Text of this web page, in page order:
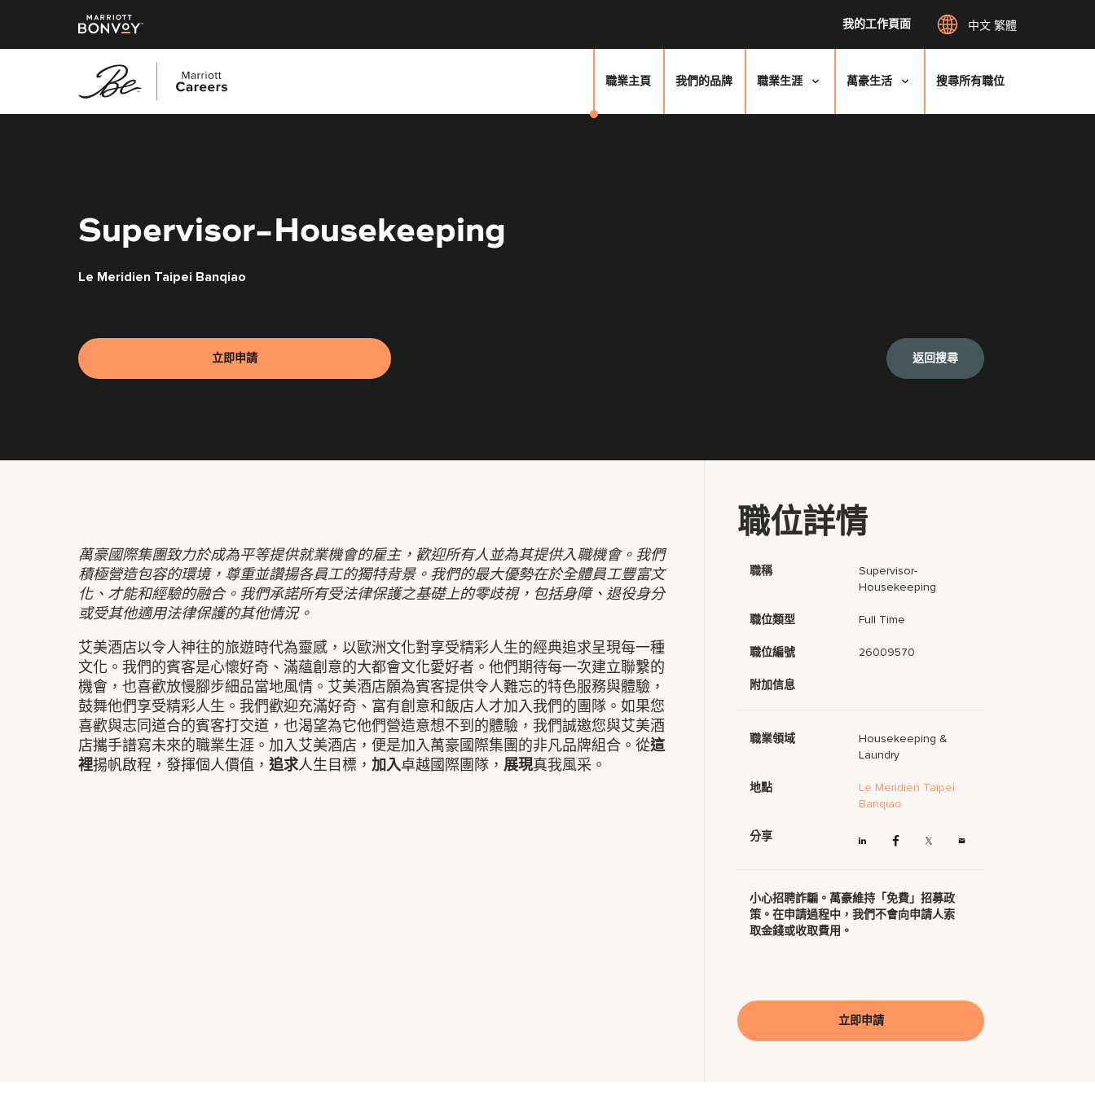
我的工作頁面 中文 繁體
職業主頁 我們的品牌 職業生涯 萬豪生活 搜尋所有職位
Supervisor-Housekeeping
Le Meridien Taipei Banqiao
立即申請 返回搜尋
萬豪國際集團致力於成為平等提供就業機會的雇主，歡迎所有人並為其提供入職機會。我們
積極營造包容的環境，尊重並讚揚各員工的獨特背景。我們的最大優勢在於全體員工豐富文
化、才能和經驗的融合。我們承諾所有受法律保護之基礎上的零歧視，包括身障、退役身分
或受其他適用法律保護的其他情況。
艾美酒店以令人神往的旅遊時代為靈感，以歐洲文化對享受精彩人生的經典追求呈現每一種
文化。我們的賓客是心懷好奇、滿蘊創意的大都會文化愛好者。他們期待每一次建立聯繫的
機會，也喜歡放慢腳步細品當地風情。艾美酒店願為賓客提供令人難忘的特色服務與體驗，
鼓舞他們享受精彩人生。我們歡迎充滿好奇、富有創意和飯店人才加入我們的團隊。如果您
喜歡與志同道合的賓客打交道，也渴望為它他們營造意想不到的體驗，我們誠邀您與艾美酒
店攜手譜寫未來的職業生涯。加入艾美酒店，便是加入萬豪國際集團的非凡品牌組合。從這
裡揚帆啟程，發揮個人價值， 追求人生目標， 加入卓越國際團隊， 展現真我風采。
職位詳情
職稱
Supervisor-
Housekeeping
職位類型 Full Time
職位編號 26009570
附加信息
職業領域
Housekeeping &
Laundry
地點
Le Meridien Taipei
Banqiao
分享
小心招聘詐騙。萬豪維持「免費」招募政
策。在申請過程中，我們不會向申請人索
取金錢或收取費用。
立即申請